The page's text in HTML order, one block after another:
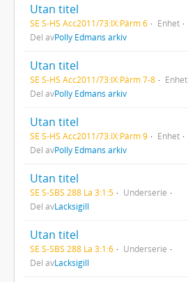
Utan titel
SE S-HS Acc2011/73:IX:Pärm 6
Enhet
Del avPolly Edmans arkiv
Utan titel
SE S-HS Acc2011/73:IX:Pärm 7-8
Enhet
Del avPolly Edmans arkiv
Utan titel
SE S-HS Acc2011/73:IX:Pärm 9
Enhet
Del avPolly Edmans arkiv
Utan titel
SE S-SBS 288 La 3:1:5
Underserie
Del avLacksigill
Utan titel
SE S-SBS 288 La 3:1:6
Underserie
Del avLacksigill